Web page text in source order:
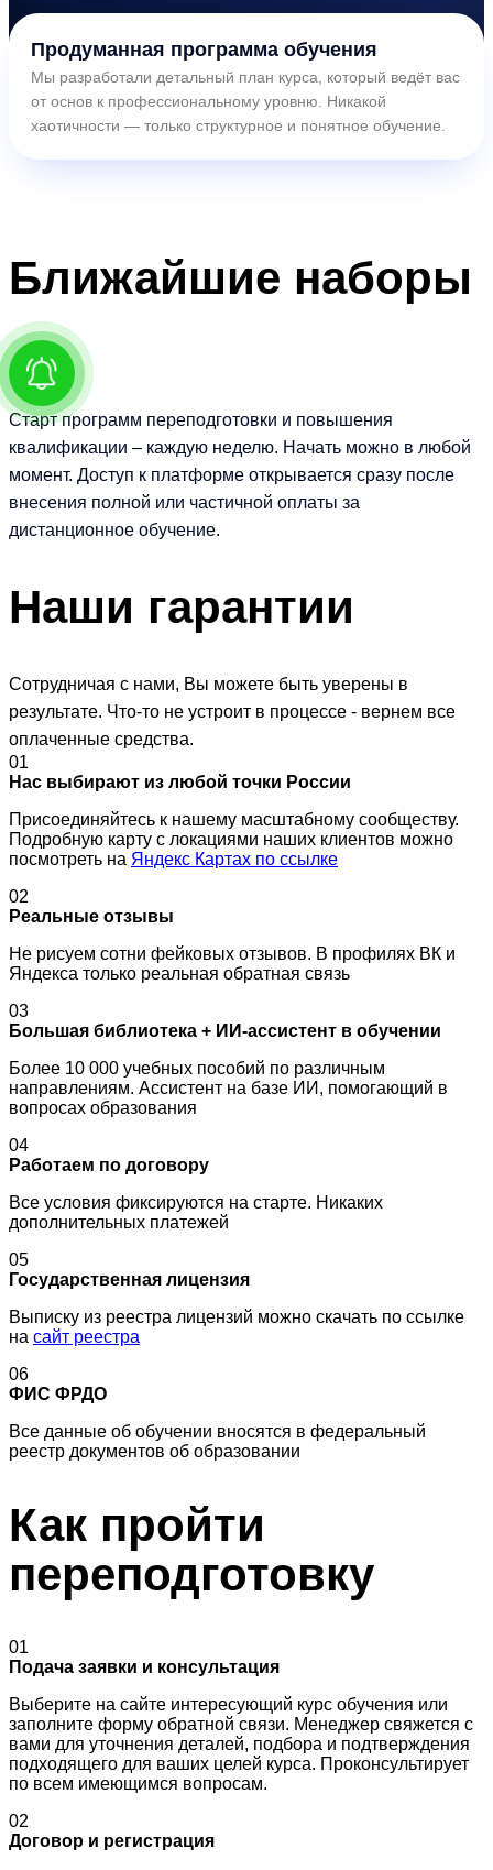
Продуманная программа обучения
Мы разработали детальный план курса, который ведёт вас
от основ к профессиональному уровню. Никакой
хаотичности — только структурное и понятное обучение.
Ближайшие наборы
Старт программ переподготовки и повышения
квалификации – каждую неделю. Начать можно в любой
момент. Доступ к платформе открывается сразу после
внесения полной или частичной оплаты за
дистанционное обучение.
Наши гарантии
Сотрудничая с нами, Вы можете быть уверены в
результате. Что-то не устроит в процессе - вернем все
оплаченные средства.
01
Нас выбирают из любой точки России
Присоединяйтесь к нашему масштабному сообществу.
Подробную карту с локациями наших клиентов можно
посмотреть на Яндекс Картах по ссылке
02
Реальные отзывы
Не рисуем сотни фейковых отзывов. В профилях ВК и
Яндекса только реальная обратная связь
03
Большая библиотека + ИИ-ассистент в обучении
Более 10 000 учебных пособий по различным
направлениям. Ассистент на базе ИИ, помогающий в
вопросах образования
04
Работаем по договору
Все условия фиксируются на старте. Никаких
дополнительных платежей
05
Государственная лицензия
Выписку из реестра лицензий можно скачать по ссылке
на сайт реестра
06
ФИС ФРДО
Все данные об обучении вносятся в федеральный
реестр документов об образовании
Как пройти
переподготовку
01
Подача заявки и консультация
Выберите на сайте интересующий курс обучения или
заполните форму обратной связи. Менеджер свяжется с
вами для уточнения деталей, подбора и подтверждения
подходящего для ваших целей курса. Проконсультирует
по всем имеющимся вопросам.
02
Договор и регистрация